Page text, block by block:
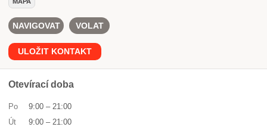
NAVIGOVAT VOLAT
ULOŽIT KONTAKT
Otevírací doba
Po 9:00 – 21:00
Út
9:00 – 21:00